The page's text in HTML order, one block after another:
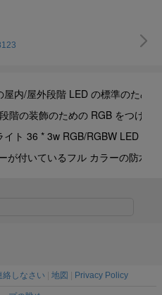
/コンサートのためのライト/ラン
い青緑をつけるズームレンズ Dj
によって導かれる標準ライト
内/屋外段階 LED の標準のため
階の装飾のための RGB をつける
ト 36 * 3w RGB/RGBW LED の
が付いているフル カラーの防水
絡しなさい 地図 Privacy Policy